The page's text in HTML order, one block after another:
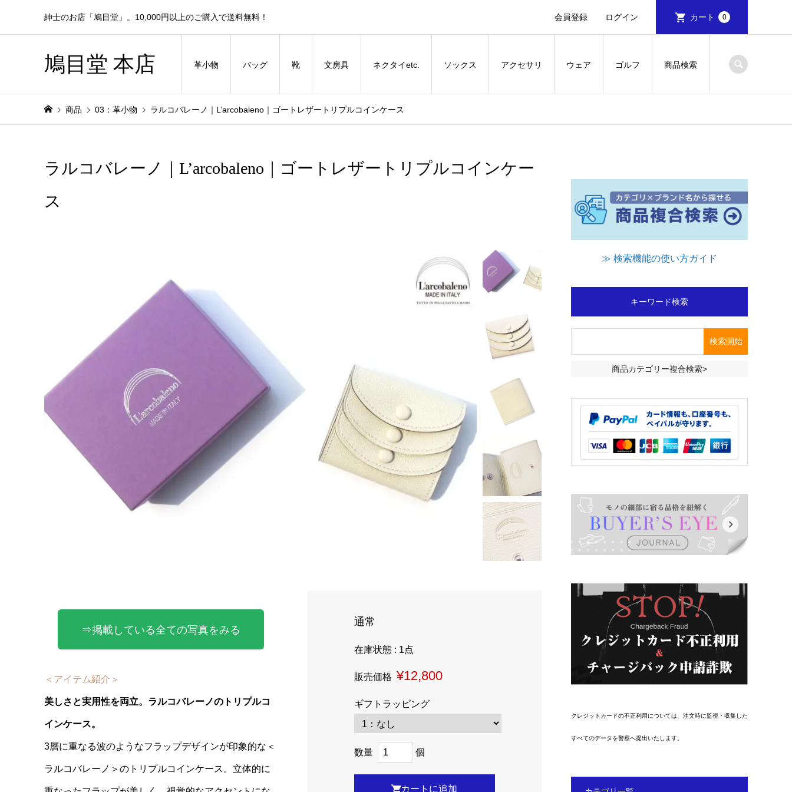
紳士のお店「鳩目堂」。10,000円以上のご購入で送料無料！ 会員登録 ログイン カート 0
鳩目堂 本店 革小物 バッグ 靴 文房具 ネクタイetc. ソックス アクセサリ ウェア ゴルフ 商品検索
商品 03：革小物 ラルコバレーノ｜L’arcobaleno｜ゴートレザートリプルコインケース
ラルコバレーノ｜L’arcobaleno｜ゴートレザートリプルコインケー
ス
⇒掲載している全ての写真をみる
＜アイテム紹介＞
美しさと実用性を両立。ラルコバレーノのトリプルコ
インケース。
3層に重なる波のようなフラップデザインが印象的な＜
ラルコバレーノ＞のトリプルコインケース。立体的に
通常
在庫状態 : 1点
販売価格 ¥12,800
ギフトラッピング
数量 個
≫ 検索機能の使い方ガイド
キーワード検索
商品カテゴリー複合検索>
クレジットカードの不正利用については、注文時に監視・収集した
すべてのデータを警察へ提出いたします。